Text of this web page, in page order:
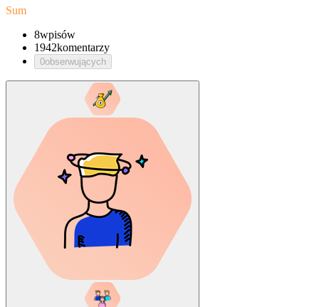
Sum
8wpisów
1942komentarzy
0obserwujących